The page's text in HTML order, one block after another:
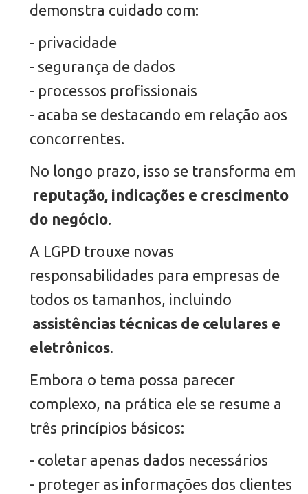
demonstra cuidado com:
- privacidade
- segurança de dados
- processos profissionais
- acaba se destacando em relação aos
concorrentes.
No longo prazo, isso se transforma em
reputação, indicações e crescimento
do negócio.
A LGPD trouxe novas
responsabilidades para empresas de
todos os tamanhos, incluindo
assistências técnicas de celulares e
eletrônicos.
Embora o tema possa parecer
complexo, na prática ele se resume a
três princípios básicos:
- coletar apenas dados necessários
- proteger as informações dos clientes